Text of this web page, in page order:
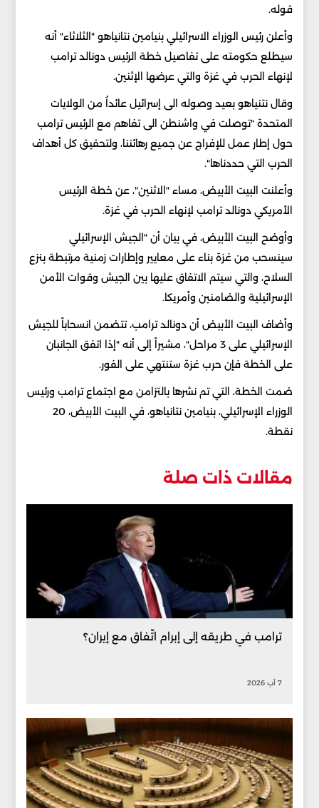
قوله.
وأعلن رئيس الوزراء الاسرائيلي بنيامين نتانياهو "الثلاثاء" أنه
سيطلع حكومته على تفاصيل خطة الرئيس دونالد ترامب
لإنهاء الحرب في غزة والتي عرضها الإثنين.
وقال نتنياهو بعيد وصوله الى إسرائيل عائداُ من الولايات
المتحدة "توصلت في واشنطن الى تفاهم مع الرئيس ترامب
حول إطار عمل للإفراج عن جميع رهائننا، ولتحقيق كل أهداف
الحرب التي حددناها".
وأعلنت البيت الأبيض، مساء "الاثنين"، عن خطة الرئيس
الأمريكي دونالد ترامب لإنهاء الحرب في غزة.
وأوضح البيت الأبيض، في بيان أن "الجيش الإسرائيلي
سينسحب من غزة بناء على معايير وإطارات زمنية مرتبطة بنزع
السلاح، والتي سيتم الاتفاق عليها بين الجيش وقوات الأمن
الإسرائيلية والضامنين وأمريكا.
وأضاف البيت الأبيض أن دونالد ترامب، تتضمن انسحاباً للجيش
الإسرائيلي على 3 مراحل"، مشيراً إلى أنه "إذا اتفق الجانبان
على الخطة فإن حرب غزة ستنتهي على الفور.
ضمت الخطة، التي تم نشرها بالتزامن مع اجتماع ترامب ورئيس
الوزراء الإسرائيلي، بنيامين نتانياهو، في البيت الأبيض، 20
نقطة.
مقالات ذات صلة
ترامب في طريقه إلى إبرام اتّفاق مع إيران؟
7 آب 2026